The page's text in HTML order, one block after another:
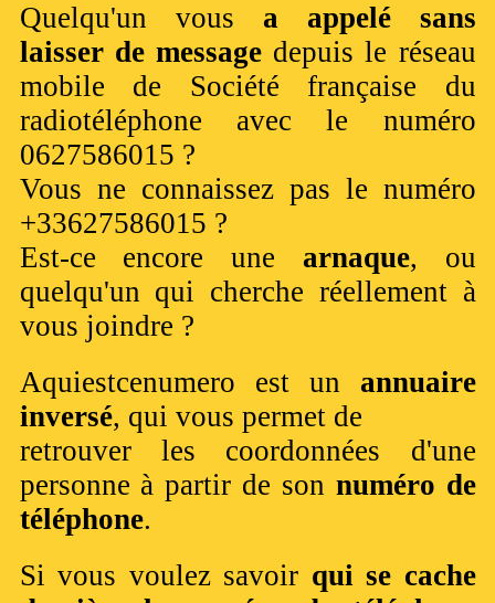
Quelqu'un vous a appelé sans
laisser de messagedepuis le réseau
mobile de Société française du
radiotéléphone avec le numéro
0627586015 ?
Vous ne connaissez pas le numéro
+33627586015 ?
Est-ce encore une arnaque, ou
quelqu'un qui cherche réellement à
vous joindre ?
Aquiestcenumero est un annuaire
inversé, qui vous permet de
retrouver les coordonnées d'une
personne à partir de son numéro de
téléphone.
Si vous voulez savoir qui se cache